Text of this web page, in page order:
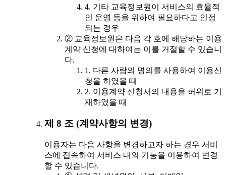
4. 기타 교육정보원이 서비스의 효율적
인 운영 등을 위하여 필요하다고 인정
되는 경우
② 교육정보원은 다음 각 호에 해당하는 이용
계약 신청에 대하여는 이를 거절할 수 있습니
다.
1. 다른 사람의 명의를 사용하여 이용신
청을 하였을 때
2. 이용계약 신청서의 내용을 허위로 기
재하였을 때
제 8 조 (계약사항의 변경)
이용자는 다음 사항을 변경하고자 하는 경우 서비
스에 접속하여 서비스 내의 기능을 이용하여 변경
할 수 있습니다.